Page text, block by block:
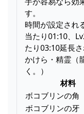
す。
時間が設定され
当たり01:10、
たり03:10延長
かけら・精霊（
く。）
材料
ボコブリンの角
ボコブリンの牙